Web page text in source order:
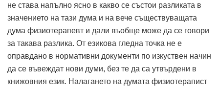
не става напълно ясно в какво се състои разликата в
значението на тази дума и на вече съществуващата
дума физиотерапевт и дали въобще може да се говори
за такава разлика. От езикова гледна точка не е
оправдано в нормативни документи по изкуствен начин
да се въвеждат нови думи, без те да са утвърдени в
книжовния език. Налагането на думата физиотерапист